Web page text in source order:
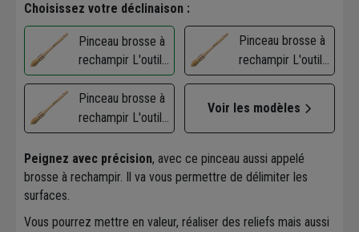
Choisissez votre déclinaison :
Pinceau brosse à
rechampir L'outil
Parfait fibres
soies et
synthétique -
Taille 2
Pinceau brosse à
rechampir L'outil
Parfait fibres
Taille 4
Pinceau brosse à
rechampir L'outil
Parfait fibres
soies et
synthétique -
Voir les modèles
Peignez avec précision, avec ce pinceau aussi appelé
brosse à rechampir. Il va vous permettre de délimiter les
surfaces.
Vous pourrez mettre en valeur, réaliser des reliefs mais aussi